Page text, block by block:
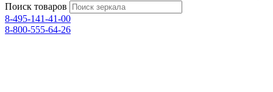
Поиск товаров
8-495-141-41-00
8-800-555-64-26